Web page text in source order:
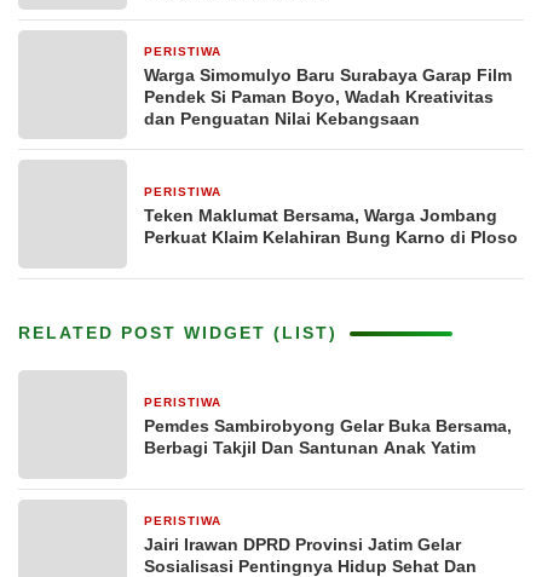
PERISTIWA
Warga Simomulyo Baru Surabaya Garap Film
Pendek Si Paman Boyo, Wadah Kreativitas
dan Penguatan Nilai Kebangsaan
PERISTIWA
Teken Maklumat Bersama, Warga Jombang
Perkuat Klaim Kelahiran Bung Karno di Ploso
RELATED POST WIDGET (LIST)
PERISTIWA
Pemdes Sambirobyong Gelar Buka Bersama,
Berbagi Takjil Dan Santunan Anak Yatim
PERISTIWA
Jairi Irawan DPRD Provinsi Jatim Gelar
Sosialisasi Pentingnya Hidup Sehat Dan